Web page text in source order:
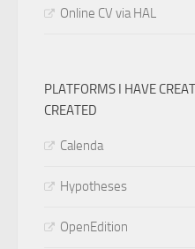
Online CV via HAL
PLATFORMS I HAVE
CREATED
Calenda
Hypotheses
OpenEdition